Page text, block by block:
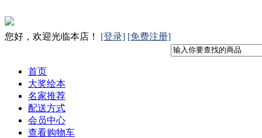
您好，欢迎光临本店！ [登录] [免费注册]
首页
大奖绘本
名家推荐
配送方式
会员中心
查看购物车